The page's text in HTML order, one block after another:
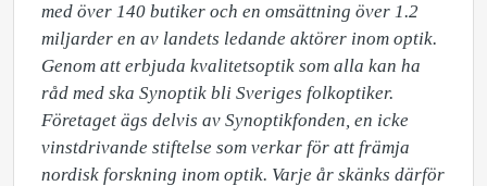
med över 140 butiker och en omsättning över 1.2
miljarder en av landets ledande aktörer inom optik.
Genom att erbjuda kvalitetsoptik som alla kan ha
råd med ska Synoptik bli Sveriges folkoptiker.
Företaget ägs delvis av Synoptikfonden, en icke
vinstdrivande stiftelse som verkar för att främja
nordisk forskning inom optik. Varje år skänks därför